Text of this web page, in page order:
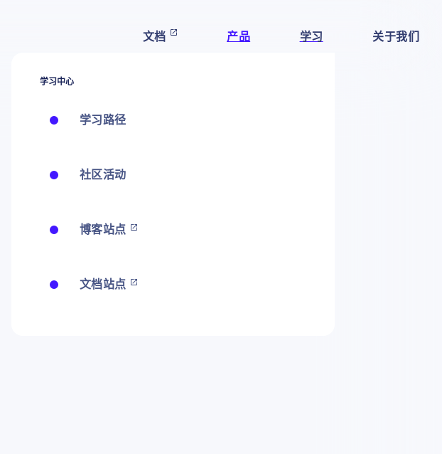
文档 产品 学习
学习中心
学习路径
社区活动
博客站点
文档站点
关于我们